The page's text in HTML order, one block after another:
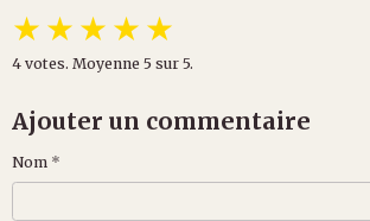
★★★★★
4 votes. Moyenne 5 sur 5.
Ajouter un commentaire
Nom